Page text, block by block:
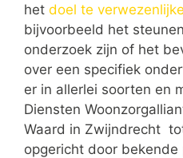
het doel te
bijvoorbeeld het
onderzoek zijn of het
over een specifiek
er in allerlei soorten en
Diensten
Waard in Zwijndrecht
opgericht door bekende